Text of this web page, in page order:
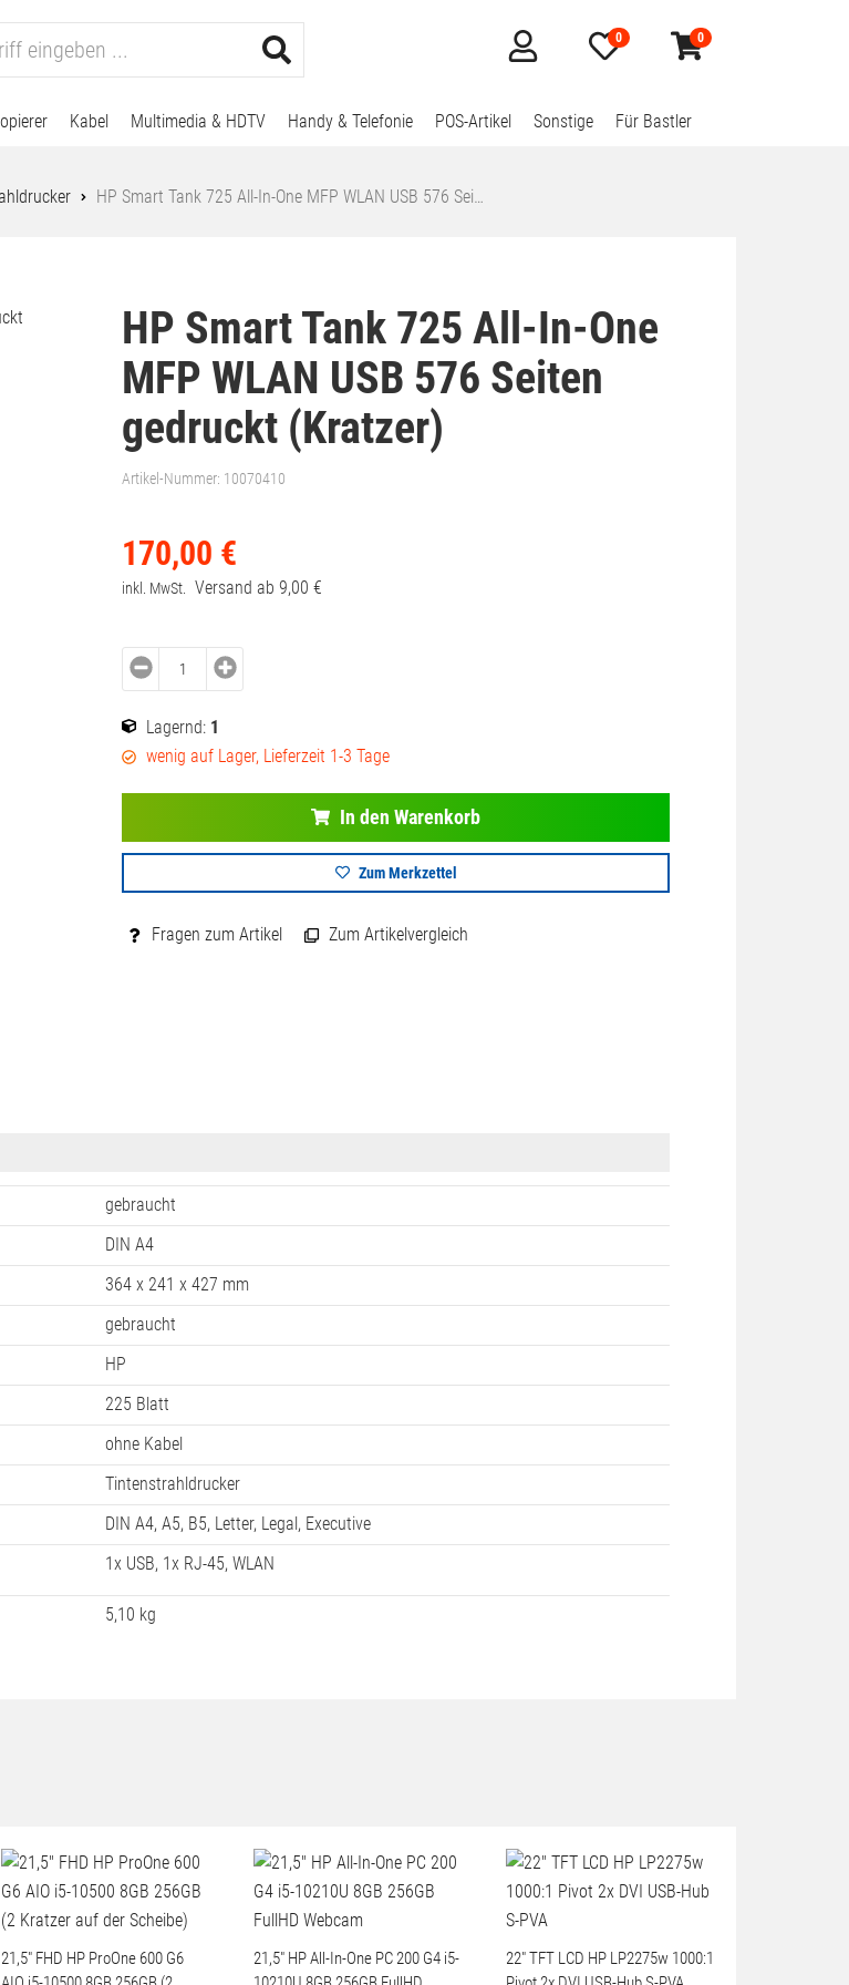
Mein
Konto
Merkzettel
aufklappen
0
Warenkorb
aufklappen
0
Kabel Multimedia & HDTV Handy & Telefonie POS-Artikel Sonstige Für Bastler
HP Smart Tank 725 All-In-One MFP WLAN USB 576 Sei…
HP Smart Tank 725 All-In-One
MFP WLAN USB 576 Seiten
gedruckt (Kratzer)
Artikel-Nummer: 10070410
170,00 €
inkl. MwSt. Versand ab 9,00 €
Lagernd: 1
wenig auf Lager, Lieferzeit 1-3 Tage
In den Warenkorb
Zum Merkzettel
Fragen zum Artikel Zum Artikelvergleich
gebraucht
DIN A4
364 x 241 x 427 mm
gebraucht
HP
225 Blatt
ohne Kabel
Tintenstrahldrucker
DIN A4, A5, B5, Letter, Legal, Executive
1x USB, 1x RJ-45, WLAN
5,10 kg
21,5" FHD HP ProOne 600 G6
21,5" HP All-In-One PC 200 G4 i5-
22" TFT LCD HP LP2275w 1000:1